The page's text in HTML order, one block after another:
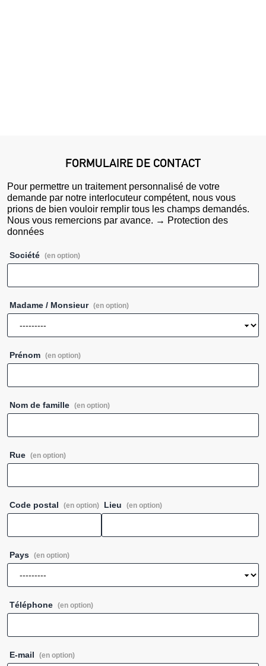
FORMULAIRE DE CONTACT
Pour permettre un traitement personnalisé de votre
demande par notre interlocuteur compétent, nous vous
prions de bien vouloir remplir tous les champs demandés.
Nous vous remercions par avance. → Protection des
données
Société (en option)
Madame / Monsieur (en option)
Prénom (en option)
Nom de famille (en option)
Rue (en option)
Code postal (en option) Lieu (en option)
Pays (en option)
Téléphone (en option)
E-mail (en option)